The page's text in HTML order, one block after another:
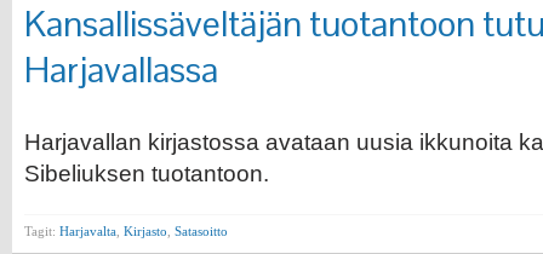
Kansallissäveltäjän tuotantoon
Harjavallassa
Harjavallan kirjastossa avataan uusia ikkunoita
Sibeliuksen tuotantoon.
Tagit: Harjavalta Kirjasto Satasoitto